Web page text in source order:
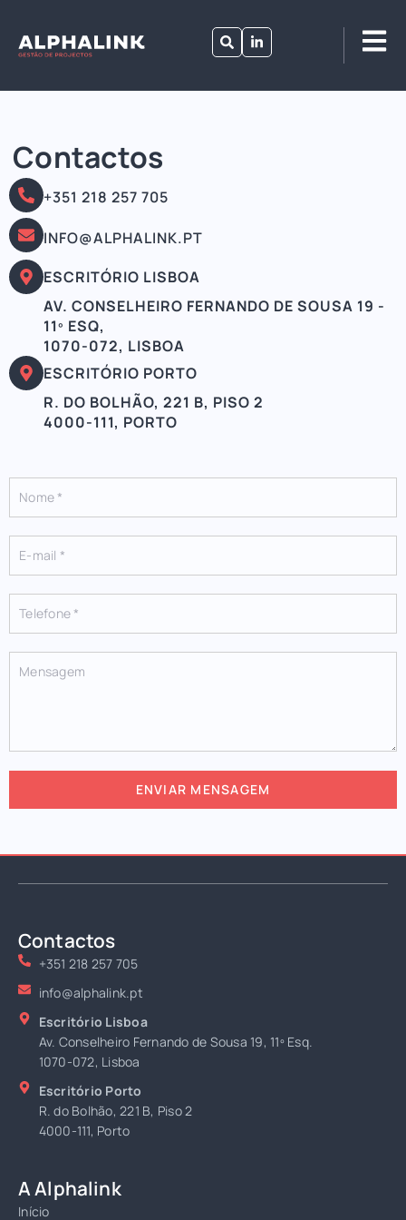
Contactos
+351 218 257 705
INFO@ALPHALINK.PT
ESCRITÓRIO LISBOA
AV. CONSELHEIRO FERNANDO DE SOUSA 19 -
11º ESQ,
1070-072, LISBOA
ESCRITÓRIO PORTO
R. DO BOLHÃO, 221 B, PISO 2
4000-111, PORTO
ENVIAR MENSAGEM
Contactos
+351 218 257 705
info@alphalink.pt
Escritório Lisboa
Av. Conselheiro Fernando de Sousa 19, 11º Esq.
1070-072, Lisboa
Escritório Porto
R. do Bolhão, 221 B, Piso 2
4000-111, Porto
A Alphalink
Início